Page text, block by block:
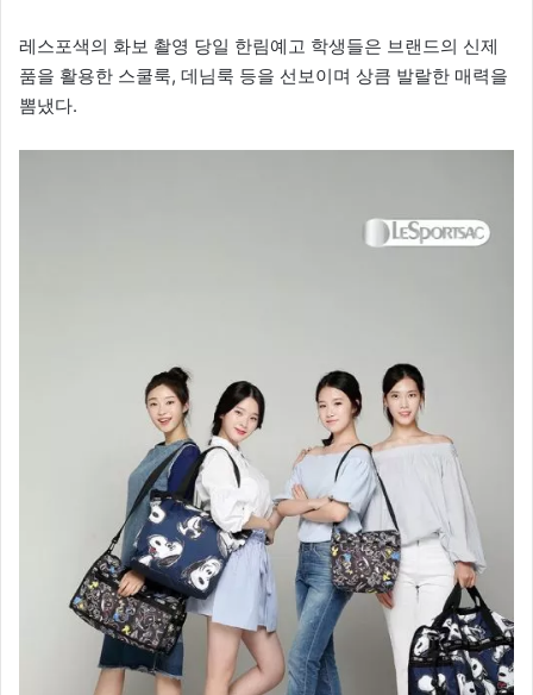
레스포색의 화보 촬영 당일 한림예고 학생들은 브랜드의 신제
품을 활용한 스쿨룩, 데님룩 등을 선보이며 상큼 발랄한 매력을
뽐냈다.